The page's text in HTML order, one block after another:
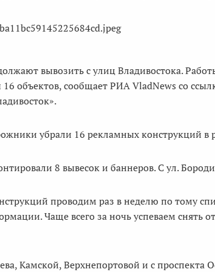
вывозить с улиц Владивостока.
16 объектов, сообщает РИА VladNews со
убрали 16 рекламных конструкций в
8 вывесок и баннеров. С ул.
проводим раз в неделю по тому
Чаще всего за ночь успеваем снять
Камской, Верхнепортовой и с проспекта